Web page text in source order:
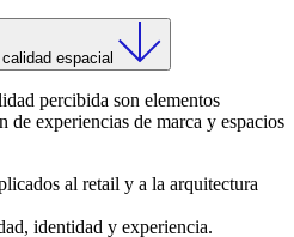
espacial
percibida son elementos
de experiencias de marca y espacios
al retail y a la arquitectura
identidad y experiencia.